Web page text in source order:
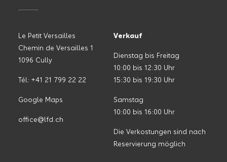
Le Petit Versailles
Chemin de Versailles 1
1096 Cully
Tél: +41 21 799 22 22
Google Maps
office@lfd.ch
Verkauf
Dienstag bis Freitag
10:00 bis 12:30 Uhr
15:30 bis 19:30 Uhr
Samstag
10:00 bis 16:00 Uhr
Die Verkostungen sind nach
Reservierung möglich